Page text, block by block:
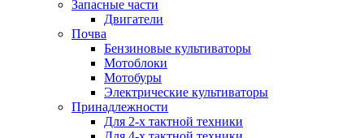
Запасные части
Двигатели
Почва
Бензиновые культиваторы
Мотоблоки
Мотобуры
Электрические культиваторы
Принадлежности
Для 2-х тактной техники